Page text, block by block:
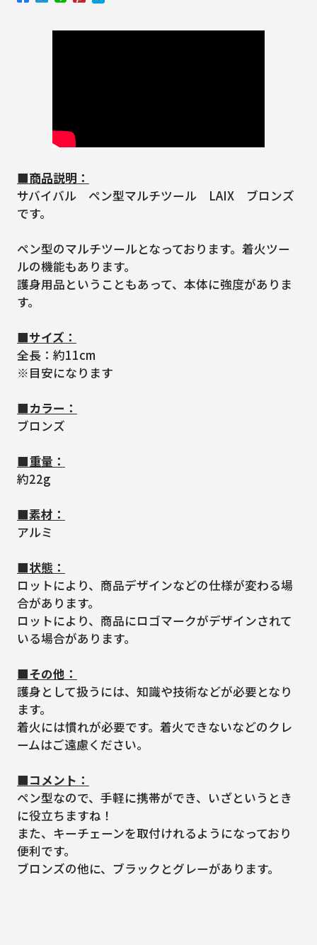
■商品説明：
サバイバル ペン型マルチツール LAIX ブロンズ
です。
ペン型のマルチツールとなっております。着火ツー
ルの機能もあります。
護身用品ということもあって、本体に強度がありま
す。
■サイズ：
全長：約11cm
※目安になります
■カラー：
ブロンズ
■重量：
約22g
■素材：
アルミ
■状態：
ロットにより、商品デザインなどの仕様が変わる場
合があります。
ロットにより、商品にロゴマークがデザインされて
いる場合があります。
■その他：
護身として扱うには、知識や技術などが必要となり
ます。
着火には慣れが必要です。着火できないなどのクレ
ームはご遠慮ください。
■コメント：
ペン型なので、手軽に携帯ができ、いざというとき
に役立ちますね！
また、キーチェーンを取付けれるようになっており
便利です。
ブロンズの他に、ブラックとグレーがあります。